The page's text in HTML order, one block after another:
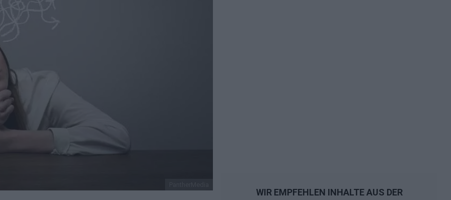
WIR EMPFEHLEN INHALTE AUS DER